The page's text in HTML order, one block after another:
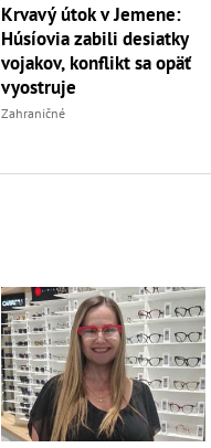
Krvavý útok v Jemene:
Húsíovia zabili desiatky
vojakov, konflikt sa opäť
vyostruje
Zahraničné